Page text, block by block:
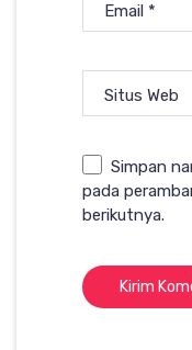
Email *
Situs Web
Simpan
pada
berikutnya.